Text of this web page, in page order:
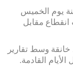
يوم الخميس
بلغت 4 ساعات انقطاع مقابل
خانقة وسط تقارير
القادمة.